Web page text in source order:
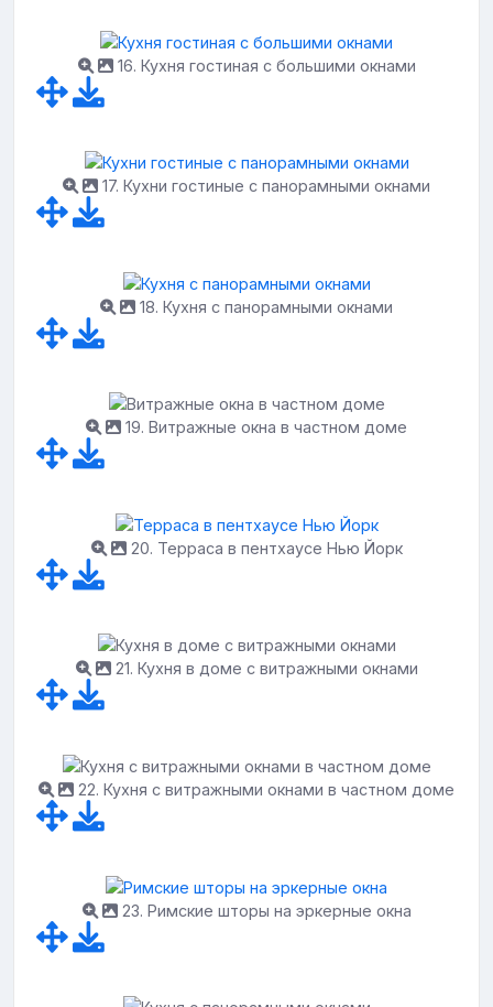
16. Кухня гостиная с большими окнами
17. Кухни гостиные с панорамными окнами
18. Кухня с панорамными окнами
19. Витражные окна в частном доме
20. Терраса в пентхаусе Нью Йорк
21. Кухня в доме с витражными окнами
22. Кухня с витражными окнами в частном доме
23. Римские шторы на эркерные окна